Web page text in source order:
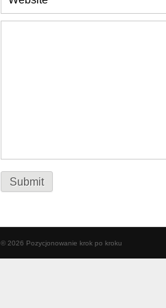
© 2026 Pozycjonowanie krok po kroku